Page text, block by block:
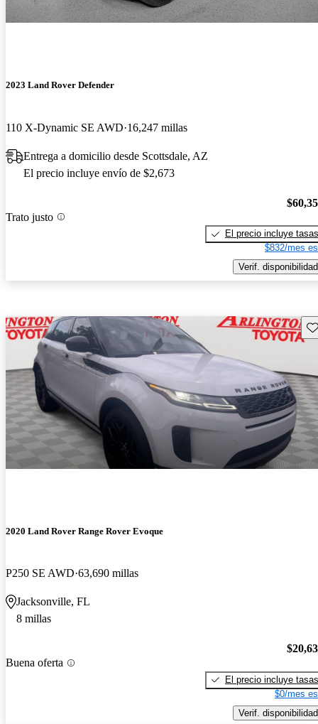
2023 Land Rover Defender
110 X-Dynamic SE AWD 16,247 millas
Entrega a domicilio desde Scottsdale, AZ
El precio incluye envío de $2,673
Trato justo
El precio incluye tasas
$832/mes
Verif. disponibilidad
2020 Land Rover Range Rover Evoque
P250 SE AWD 63,690 millas
Jacksonville, FL
8 millas
Buena oferta
El precio incluye tasas
$0/mes
Verif. disponibilidad